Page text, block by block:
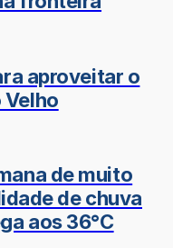
aproveitar o
Velho
de muito
de chuva
aos 36°C